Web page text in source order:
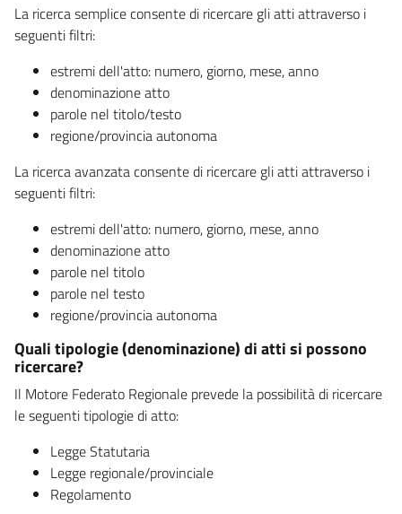
La ricerca semplice consente di ricercare gli atti attraverso i
seguenti filtri:
estremi dell'atto: numero, giorno, mese, anno
denominazione atto
parole nel titolo/testo
regione/provincia autonoma
La ricerca avanzata consente di ricercare gli atti attraverso i
seguenti filtri:
estremi dell'atto: numero, giorno, mese, anno
denominazione atto
parole nel titolo
parole nel testo
regione/provincia autonoma
Quali tipologie (denominazione) di atti si possono
ricercare?
Il Motore Federato Regionale prevede la possibilità di ricercare
le seguenti tipologie di atto:
Legge Statutaria
Legge regionale/provinciale
Regolamento